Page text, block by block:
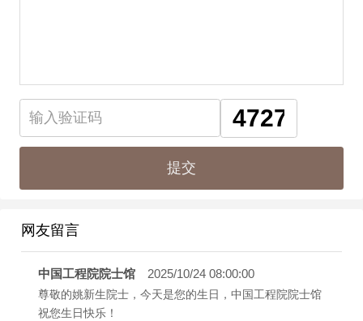
网友留言
中国工程院院士馆 2025/10/24 08:00:00
尊敬的姚新生院士，今天是您的生日，中国工程院院士馆
祝您生日快乐！